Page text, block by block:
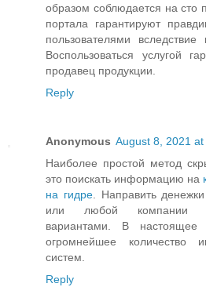
образом соблюдается на сто
портала гарантируют
пользователями
Воспользоваться услугой
продавец продукции.
Reply
Anonymous August 8, 2021 at
Наиболее простой метод
это поискать информацию на
на гидре. Направить
или любой компании
вариантами. В
огромнейшее количество
систем.
Reply